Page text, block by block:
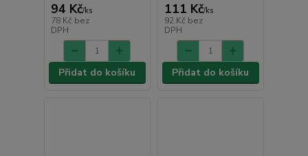
94 Kč/ks
78 Kč bez
DPH
Přidat do košíku
111 Kč/ks
92 Kč bez
DPH
Přidat do košíku